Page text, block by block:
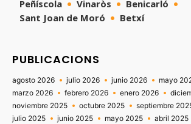
Peñíscola
Vinaròs
Benicarló
Sant Joan de Moró
Betxí
PUBLICACIONS
agosto 2026 julio 2026 junio 2026 mayo
marzo 2026
febrero 2026 enero 2026
noviembre 2025
octubre 2025 septiembre
julio 2025
junio 2025 mayo 2025 abril 2025